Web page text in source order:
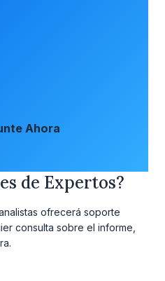
Ahora
de Expertos?
ofrecerá soporte
consulta sobre el informe,